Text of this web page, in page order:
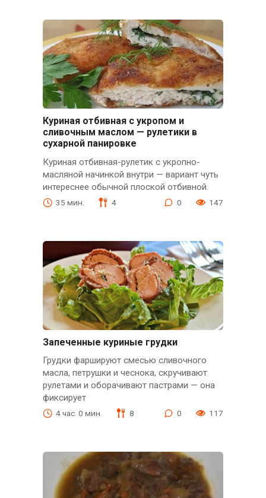
Куриная отбивная с укропом и
сливочным маслом — рулетики в
сухарной панировке
Куриная отбивная-рулетик с укропно-
масляной начинкой внутри — вариант чуть
интереснее обычной плоской отбивной.
35 мин. 4 0 147
Запеченные куриные грудки
Грудки фаршируют смесью сливочного
масла, петрушки и чеснока, скручивают
рулетами и оборачивают пастрами — она
фиксирует
4 час. 0 мин. 8 0 117